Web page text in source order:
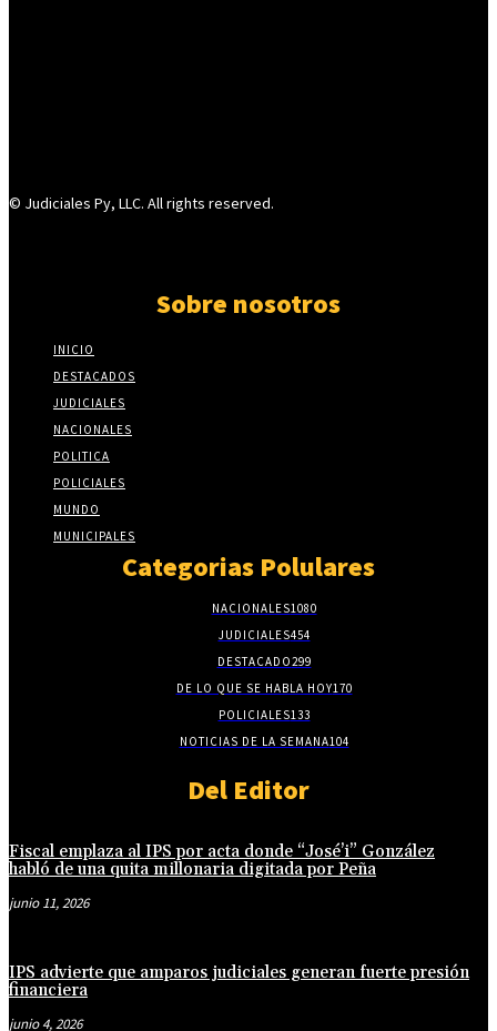
© Judiciales Py, LLC. All rights reserved.
Sobre nosotros
INICIO
DESTACADOS
JUDICIALES
NACIONALES
POLITICA
POLICIALES
MUNDO
MUNICIPALES
Categorias Polulares
NACIONALES1080
JUDICIALES454
DESTACADO299
DE LO QUE SE HABLA HOY170
POLICIALES133
NOTICIAS DE LA SEMANA104
Del Editor
Fiscal emplaza al IPS por acta donde “José’i” González
habló de una quita millonaria digitada por Peña
junio 11, 2026
IPS advierte que amparos judiciales generan fuerte presión
financiera
junio 4, 2026